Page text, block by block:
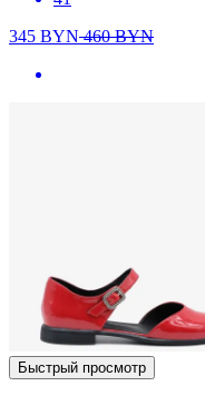
345 BYN460BYN
Быстрый просмотр